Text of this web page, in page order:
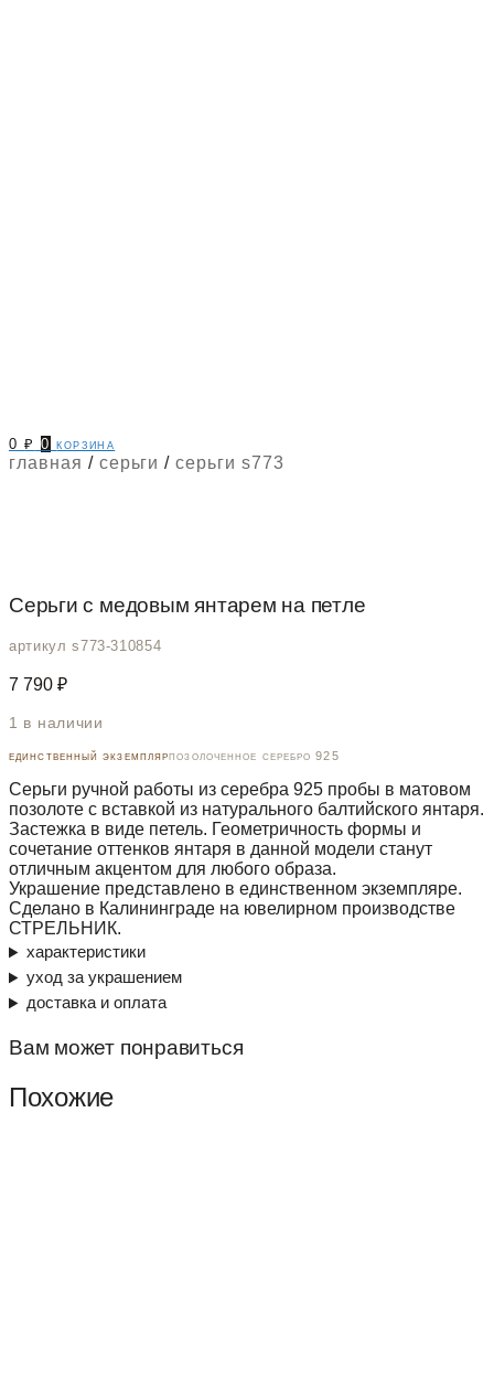
0₽ 0 корзина
главная / серьги /серьги s773
Серьги с медовым янтарем на петле
артикул s773-310854
7 790 ₽
1 в наличии
единственный экземплярпозолоченное серебро 925
Серьги ручной работы из серебра 925 пробы в матовом
позолоте с вставкой из натурального балтийского янтаря.
Застежка в виде петель. Геометричность формы и
сочетание оттенков янтаря в данной модели станут
отличным акцентом для любого образа.
Украшение представлено в единственном экземпляре.
Сделано в Калининграде на ювелирном производстве
СТРЕЛЬНИК.
характеристики
уход за украшением
доставка и оплата
Вам может понравиться
Похожие